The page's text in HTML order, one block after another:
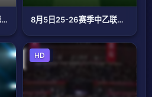
1月19日 25-26赛季法甲第18轮 南特VS巴黎FC 8月5日25-26赛季中乙联赛 温州俱乐部VS贵州贵阳竞技
篮球
HD